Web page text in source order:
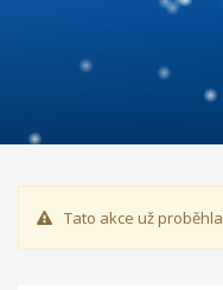
Tato akce už proběhla